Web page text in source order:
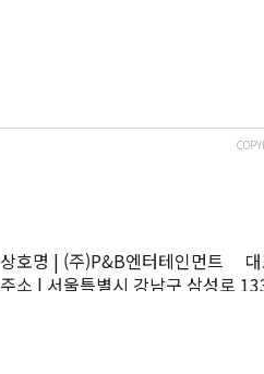
상호명 | (주)P&B엔터테인먼트
주소 | 서울특별시 강남구 삼성로